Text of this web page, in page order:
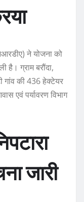
ने योजना को
है। ग्राम बरौंदा,
गांव की 436 हेक्टेयर
एवं पर्यावरण विभाग
जारी